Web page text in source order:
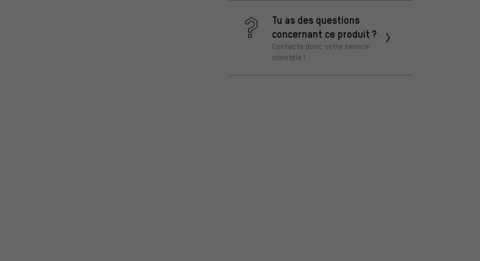
Tu as des questions
concernant ce produit ?
Contacte donc notre service
clientèle !